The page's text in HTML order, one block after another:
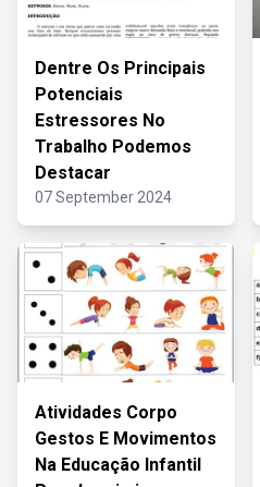
Dentre Os Principais
Potenciais
Estressores No
Trabalho Podemos
Destacar
07 September 2024
Atividades Corpo
Gestos E Movimentos
Na Educação Infantil